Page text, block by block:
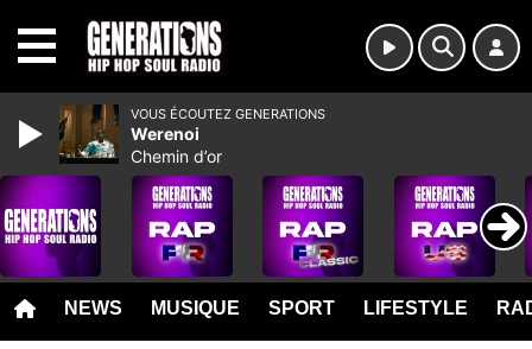
NEWS MUSIQUE SPORT LIFESTYLE
VOUS ÉCOUTEZ GENERATIONS
Werenoi
Chemin d’or